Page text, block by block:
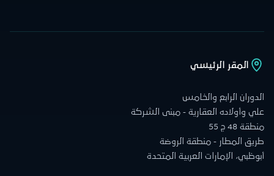
المقر الرئيسي
الدوران الرابع والخامس
علي وأولاده العقارية - مبنى الشركة
منطقة 48 ج 55
طريق المطار - منطقة الروضة
أبوظبي، الإمارات العربية المتحدة